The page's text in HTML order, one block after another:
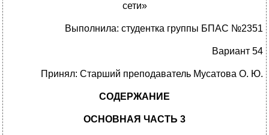
сети»
Выполнила: студентка группы БПАС №2351
Вариант 54
Принял: Старший преподаватель Мусатова О. Ю.
СОДЕРЖАНИЕ
ОСНОВНАЯ ЧАСТЬ 3